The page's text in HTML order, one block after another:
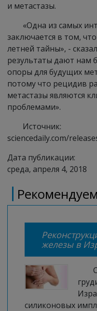
и метастазы.
«Одна из самых
заключается в том,
летней тайны», -
результаты дают нам
опоры для будущих
потому что рецидив
метастазы являются
проблемами».
Источник:
sciencedaily.com/
Дата публикации:
среда, апреля 4, 2018
железы в
силиконовых